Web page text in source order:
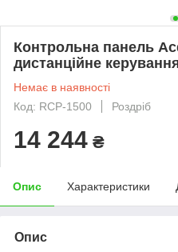
Контрольна панель
дистанційне
Немає в наявності
Код: RCP-1500
Роздріб
14 244 ₴
Опис Характеристики
Опис